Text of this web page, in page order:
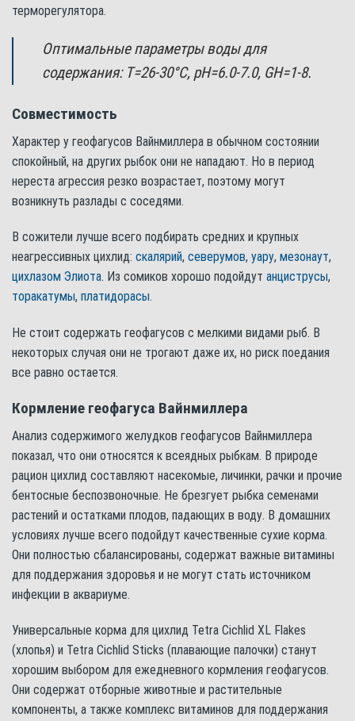
терморегулятора.
Оптимальные параметры воды для
содержания: Т=26-30°С, pH=6.0-7.0, GH=1-8.
Совместимость
Характер у геофагусов Вайнмиллера в обычном состоянии
спокойный, на других рыбок они не нападают. Но в период
нереста агрессия резко возрастает, поэтому могут
возникнуть разлады с соседями.
В сожители лучше всего подбирать средних и крупных
неагрессивных цихлид: скалярий, северумов, уару, мезонаут,
цихлазом Элиота. Из сомиков хорошо подойдут анциструсы,
торакатумы, платидорасы.
Не стоит содержать геофагусов с мелкими видами рыб. В
некоторых случая они не трогают даже их, но риск поедания
все равно остается.
Кормление геофагуса Вайнмиллера
Анализ содержимого желудков геофагусов Вайнмиллера
показал, что они относятся к всеядных рыбкам. В природе
рацион цихлид составляют насекомые, личинки, рачки и прочие
бентосные беспозвоночные. Не брезгует рыбка семенами
растений и остатками плодов, падающих в воду. В домашних
условиях лучше всего подойдут качественные сухие корма.
Они полностью сбалансированы, содержат важные витамины
для поддержания здоровья и не могут стать источником
инфекции в аквариуме.
Универсальные корма для цихлид Tetra Cichlid XL Flakes
(хлопья) и Tetra Cichlid Sticks (плавающие палочки) станут
хорошим выбором для ежедневного кормления геофагусов.
Они содержат отборные животные и растительные
компоненты, а также комплекс витаминов для поддержания